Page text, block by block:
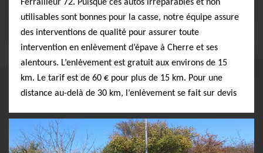
Ferrailleur 72. Puisque ces autos irréparables et non
utilisables sont bonnes pour la casse, notre équipe assure
des interventions de qualité pour assurer toute
intervention en enlèvement d’épave à Cherre et ses
alentours. L’enlèvement est gratuit aux environs de 15
km. Le tarif est de 60 € pour plus de 15 km. Pour une
distance au-delà de 30 km, l’enlèvement se fait sur devis